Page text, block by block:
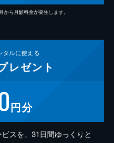
ら月額料金が発生します。
タルに使える
レゼント
円分
スを、31日間ゆっくりと